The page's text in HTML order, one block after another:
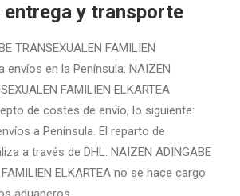
entrega y transporte
TRANSEXUALEN FAMILIEN
envíos en la Península. NAIZEN
FAMILIEN ELKARTEA
de costes de envío, lo siguiente:
a Península. El reparto de
a través de DHL. NAIZEN ADINGABE
ELKARTEA no se hace cargo